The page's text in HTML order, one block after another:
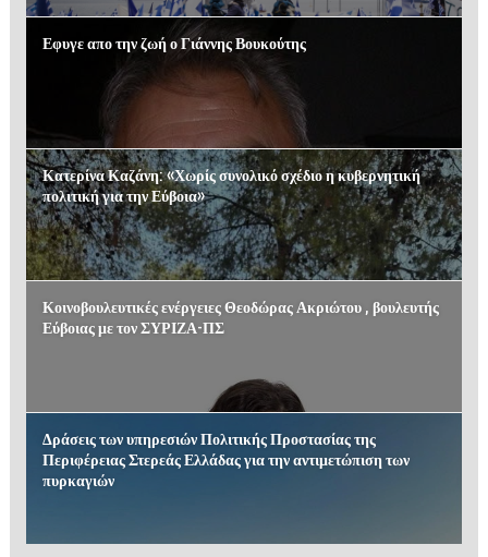
Εφυγε απο την ζωή ο Γιάννης Βουκούτης
Κατερίνα Καζάνη: «Χωρίς συνολικό σχέδιο η κυβερνητική
πολιτική για την Εύβοια»
Κοινοβουλευτικές ενέργειες Θεοδώρας Ακριώτου , βουλευτής
Εύβοιας με τον ΣΥΡΙΖΑ-ΠΣ
Δράσεις των υπηρεσιών Πολιτικής Προστασίας της
Περιφέρειας Στερεάς Ελλάδας για την αντιμετώπιση των
πυρκαγιών